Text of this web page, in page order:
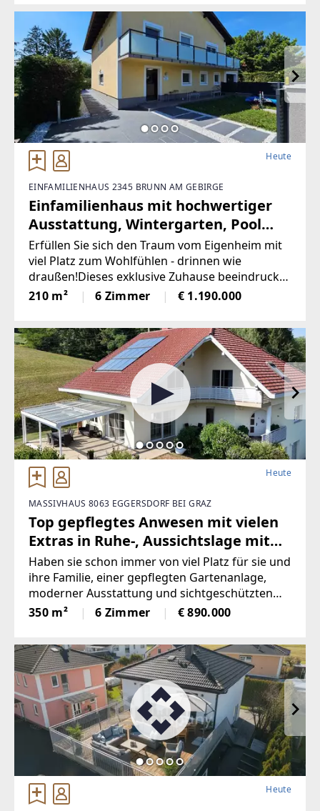
Heute
EINFAMILIENHAUS 2345 BRUNN AM GEBIRGE
Einfamilienhaus mit hochwertiger
Ausstattung, Wintergarten, Pool
und ca. 1600m² Eigengrund!
Erfüllen Sie sich den Traum vom Eigenheim mit
viel Platz zum Wohlfühlen - drinnen wie
draußen!Dieses exklusive Zuhause beeindruckt
durch seine hochwertige Ausstattung und
zahIreiche vielseitig nutzbare Zimmer, die sich
210 m² 6 Zimmer € 1.190.000
Heute
MASSIVHAUS 8063 EGGERSDORF BEI GRAZ
Top gepflegtes Anwesen mit vielen
Extras in Ruhe-, Aussichtslage mit
Ganztagssonne
Haben sie schon immer von viel Platz für sie und
ihre Familie, einer gepflegten Gartenanlage,
moderner Ausstattung und sichtgeschützten
Bereichen in nahezu Alleinlage geträumt? Hier
haben sie ein ein Traumhaus in Ruhe-, wie
350 m² 6 Zimmer € 890.000
Heute